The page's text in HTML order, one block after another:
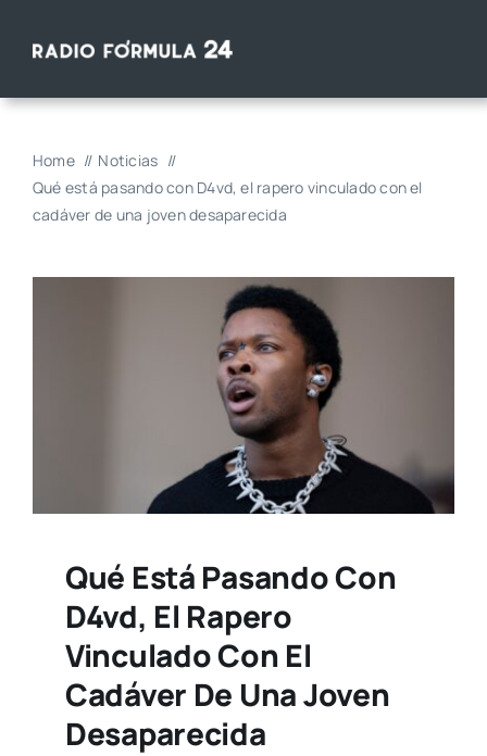
Home
Noticias
Qué está pasando con D4vd, el rapero vinculado con el
cadáver de una joven desaparecida
Qué Está Pasando Con
D4vd, El Rapero
Vinculado Con El
Cadáver De Una Joven
Desaparecida